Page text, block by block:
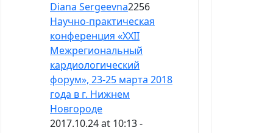
Diana Sergeevna2256
Научно-практическая
конференция «XXII
Межрегиональный
кардиологический
форум», 23-25 марта 2018
года в г. Нижнем
Новгороде
2017.10.24 at 10:13 -